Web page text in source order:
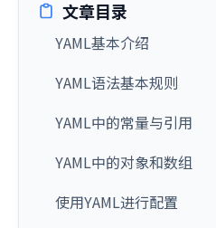
文章目录
YAML基本介绍
YAML语法基本规则
YAML中的常量与引用
YAML中的对象和数组
使用YAML进行配置